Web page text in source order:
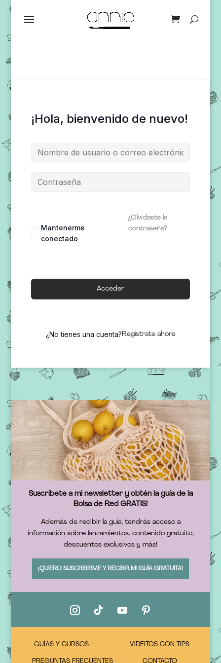
¡Hola, bienvenido de nuevo!
Mantenerme
conectado
¿Olvidaste la
contraseña?
Acceder
¿No tienes una cuenta?Regístrate ahora
Suscríbete a mi newsletter y obtén la guía de la
Bolsa de Red GRATIS!
Además de recibir la guía, tendrás acceso a
información sobre lanzamientos, contenido gratuito,
descuentos exclusivos y más!
¡QUIERO SUSCRIBIRME Y RECIBIR MI GUÍA GRATUITA!
GUÍAS Y CURSOS VIDEITOS CON TIPS
PREGUNTAS FRECUENTES CONTACTO